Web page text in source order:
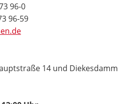
96-0
96-59
14 und Diekesdamm